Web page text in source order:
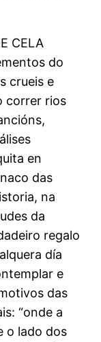
CELA
do
crueis e
correr rios
en
das
na
da
regalo
día
e
das
“onde a
o lado dos